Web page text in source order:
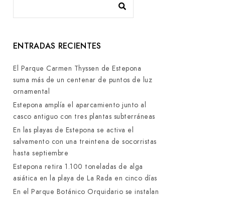
ENTRADAS RECIENTES
El Parque Carmen Thyssen de Estepona
suma más de un centenar de puntos de luz
ornamental
Estepona amplía el aparcamiento junto al
casco antiguo con tres plantas subterráneas
En las playas de Estepona se activa el
salvamento con una treintena de socorristas
hasta septiembre
Estepona retira 1.100 toneladas de alga
asiática en la playa de La Rada en cinco días
En el Parque Botánico Orquidario se instalan